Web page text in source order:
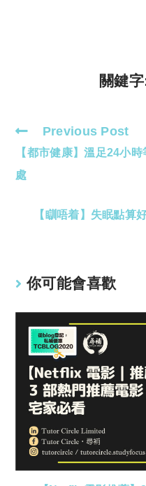
關鍵
Read
more
articles
Previous Post
【都市健康】溫足24小
處
【瞓唔着】失眠點算
你可能會喜歡